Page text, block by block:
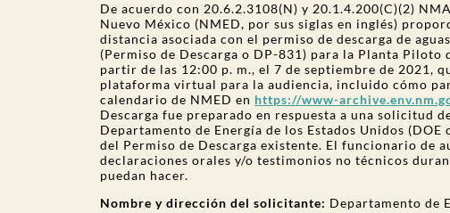
De acuerdo con 20.6.2.3108(N) y 20.1.4.200(C)(2)
Nuevo México (NMED, por sus siglas en inglés)
distancia asociada con el permiso de descarga de
(Permiso de Descarga o DP-831) para la Planta
partir de las 12:00 p. m., el 7 de septiembre de 2021,
plataforma virtual para la audiencia, incluido cómo
calendario de NMED en https://www-
Descarga fue preparado en respuesta a una solicitud
Departamento de Energía de los Estados Unidos
del Permiso de Descarga existente. El funcionario de
declaraciones orales y/o testimonios no técnicos
puedan hacer.
Nombre y dirección del solicitante: Departamento de